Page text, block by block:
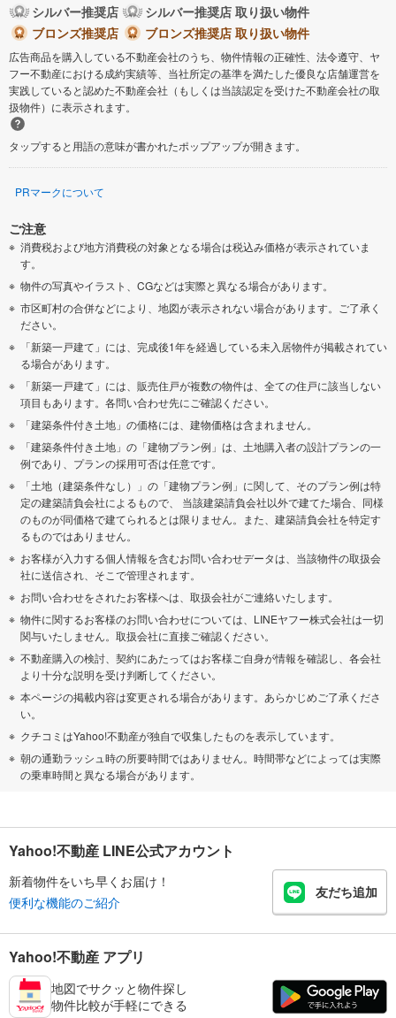
シルバー推奨店
シルバー推奨店 取り扱い物件
ブロンズ推奨店
ブロンズ推奨店 取り扱い物件
広告商品を購入している不動産会社のうち、物件情報の正確性、法令遵守、ヤ
フー不動産における成約実績等、当社所定の基準を満たした優良な店舗運営を
実践していると認めた不動産会社（もしくは当該認定を受けた不動産会社の取
扱物件）に表示されます。
タップすると用語の意味が書かれたポップアップが開きます。
PRマークについて
ご注意
消費税および地方消費税の対象となる場合は税込み価格が表示されていま
す。
物件の写真やイラスト、CGなどは実際と異なる場合があります。
市区町村の合併などにより、地図が表示されない場合があります。ご了承く
ださい。
「新築一戸建て」には、完成後1年を経過している未入居物件が掲載されてい
る場合があります。
「新築一戸建て」には、販売住戸が複数の物件は、全ての住戸に該当しない
項目もあります。各問い合わせ先にご確認ください。
「建築条件付き土地」の価格には、建物価格は含まれません。
「建築条件付き土地」の「建物プラン例」は、土地購入者の設計プランの一
例であり、プランの採用可否は任意です。
「土地（建築条件なし）」の「建物プラン例」に関して、そのプラン例は特
定の建築請負会社によるもので、 当該建築請負会社以外で建てた場合、同様
のものが同価格で建てられるとは限りません。また、建築請負会社を特定す
るものではありません。
お客様が入力する個人情報を含むお問い合わせデータは、当該物件の取扱会
社に送信され、そこで管理されます。
お問い合わせをされたお客様へは、取扱会社がご連絡いたします。
物件に関するお客様のお問い合わせについては、LINEヤフー株式会社は一切
関与いたしません。取扱会社に直接ご確認ください。
不動産購入の検討、契約にあたってはお客様ご自身が情報を確認し、各会社
より十分な説明を受け判断してください。
本ページの掲載内容は変更される場合があります。あらかじめご了承くださ
い。
クチコミはYahoo!不動産が独自で収集したものを表示しています。
朝の通勤ラッシュ時の所要時間ではありません。時間帯などによっては実際
の乗車時間と異なる場合があります。
Yahoo!不動産 LINE公式アカウント
新着物件をいち早くお届け！
便利な機能のご紹介
友だち追加
Yahoo!不動産 アプリ
地図でサクッと物件探し
物件比較が手軽にできる